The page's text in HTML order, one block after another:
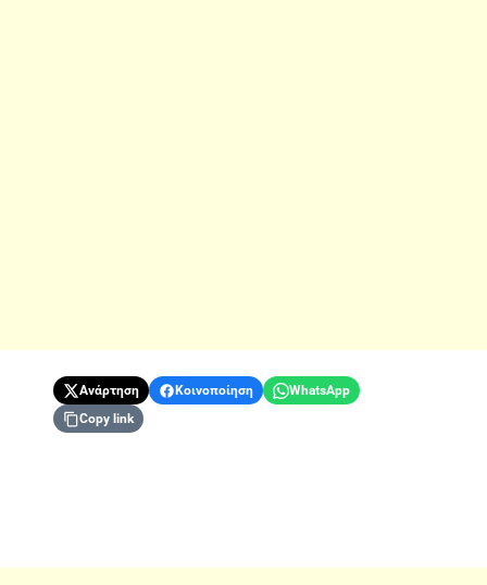
Ανάρτηση Κοινοποίηση
WhatsApp
Copy link